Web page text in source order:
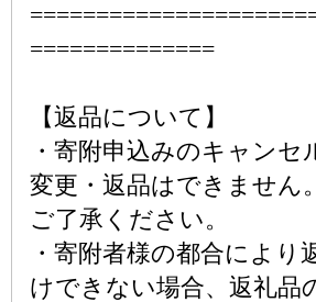
==============
【返品について】
・寄附申込みのキャンセ
変更・返品はできません
ご了承ください。
・寄附者様の都合により
けできない場合、返礼品